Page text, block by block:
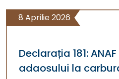
8 Aprilie 2026
Declarația 181:
adaosului la